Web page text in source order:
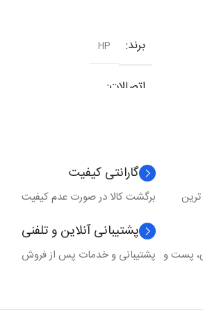
برند HP
اتصالات
نوع کارکرد
تکنولوژی چاپ لیزری
مدل چاپ
گارانتی کیفیت
برگشت کالا در صورت عدم کیفیت
پست و
پشتیبانی آنلاین و تلفنی
پشتیبانی و خدمات پس از فروش